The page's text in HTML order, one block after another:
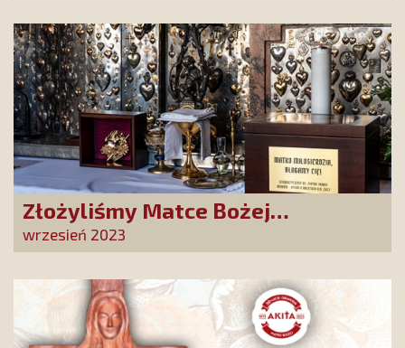
Złożyliśmy Matce Bożej
Ostrobramskiej pozłacane wotum
wrzesień 2023